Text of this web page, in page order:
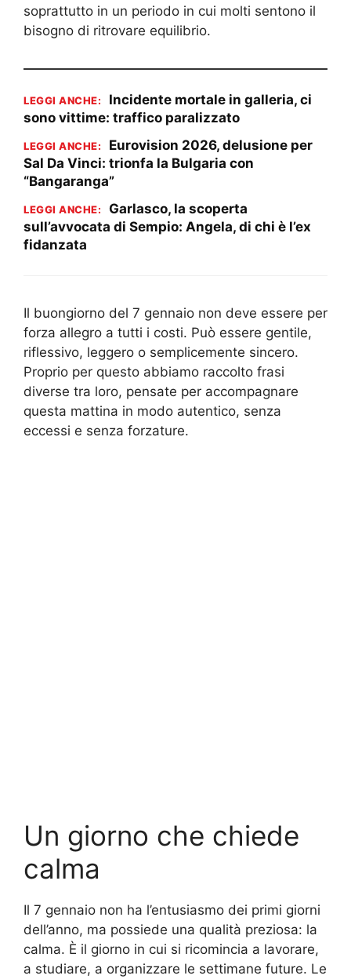
soprattutto in un periodo in cui molti sentono il
bisogno di ritrovare equilibrio.
LEGGI ANCHE:
Incidente mortale in galleria, ci
sono vittime: traffico paralizzato
LEGGI ANCHE:
Eurovision 2026, delusione per
Sal Da Vinci: trionfa la Bulgaria con
“Bangaranga”
LEGGI ANCHE:
Garlasco, la scoperta
sull’avvocata di Sempio: Angela, di chi è l’ex
fidanzata
Il buongiorno del 7 gennaio non deve essere per
forza allegro a tutti i costi. Può essere gentile,
riflessivo, leggero o semplicemente sincero.
Proprio per questo abbiamo raccolto frasi
diverse tra loro, pensate per accompagnare
questa mattina in modo autentico, senza
eccessi e senza forzature.
Un giorno che chiede
calma
Il 7 gennaio non ha l’entusiasmo dei primi giorni
dell’anno, ma possiede una qualità preziosa: la
calma. È il giorno in cui si ricomincia a lavorare,
a studiare, a organizzare le settimane future. Le